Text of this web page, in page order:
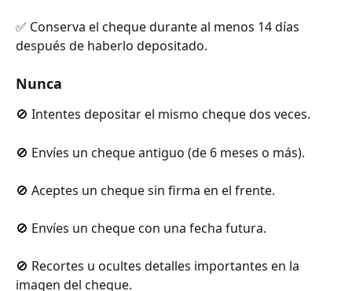
✅ Conserva el cheque durante al menos 14 días
después de haberlo depositado.
Nunca
🚫 Intentes depositar el mismo cheque dos veces.
🚫 Envíes un cheque antiguo (de 6 meses o más).
🚫 Aceptes un cheque sin firma en el frente.
🚫 Envíes un cheque con una fecha futura.
🚫 Recortes u ocultes detalles importantes en la
imagen del cheque.